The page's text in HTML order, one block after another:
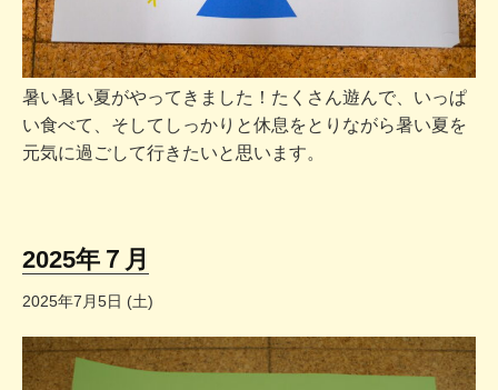
暑い暑い夏がやってきました！たくさん遊んで、いっぱ
い食べて、そしてしっかりと休息をとりながら暑い夏を
元気に過ごして行きたいと思います。
2025年７月
2025年7月5日 (土)